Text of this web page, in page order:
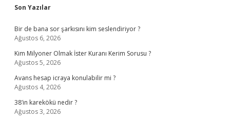
Sidebar
Son Yazılar
Bir de bana sor şarkısını kim seslendiriyor ?
Ağustos 6, 2026
Kim Milyoner Olmak İster Kuranı Kerim Sorusu ?
Ağustos 5, 2026
Avans hesap icraya konulabilir mi ?
Ağustos 4, 2026
38’in karekökü nedir ?
Ağustos 3, 2026